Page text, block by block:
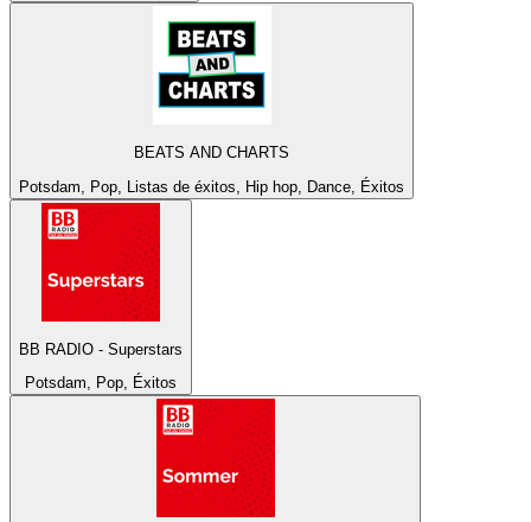
BEATS AND CHARTS
Potsdam, Pop, Listas de éxitos, Hip hop, Dance, Éxitos
BB RADIO - Superstars
Potsdam, Pop, Éxitos